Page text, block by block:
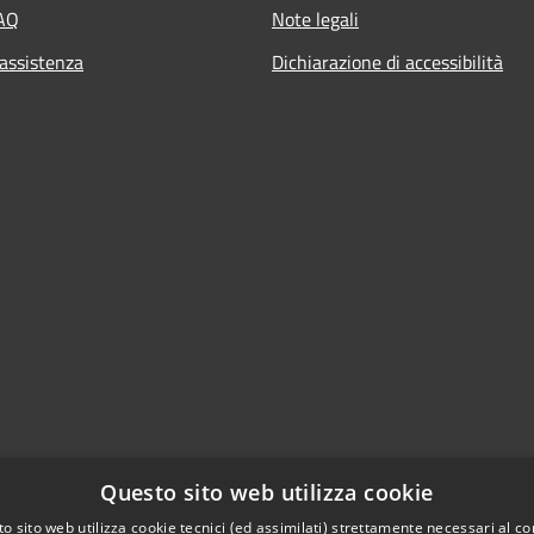
Note legali
Dichiarazione di accessibilità
Questo sito web utilizza cookie
sito web utilizza cookie tecnici (ed assimilati) strettamente necessari al